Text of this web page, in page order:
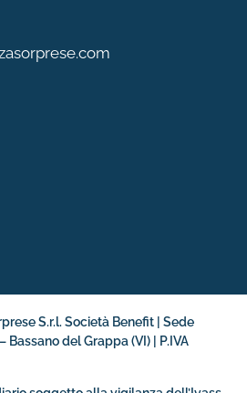
S.r.l. Società Benefit | Sede
Bassano del Grappa (VI) | P.IVA